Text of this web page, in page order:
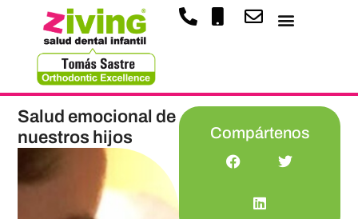
Salud emocional de
nuestros hijos
Compártenos